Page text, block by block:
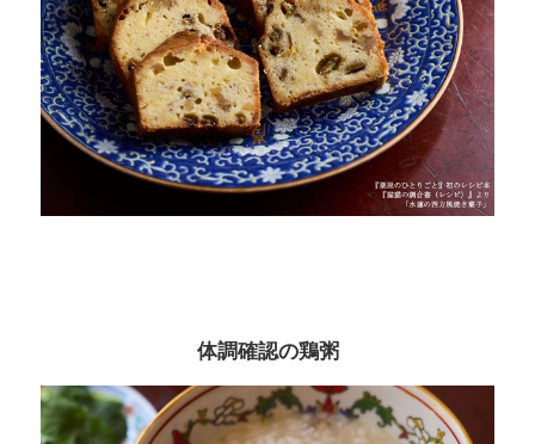
体調確認の鶏粥